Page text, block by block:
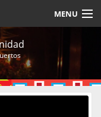
MENU